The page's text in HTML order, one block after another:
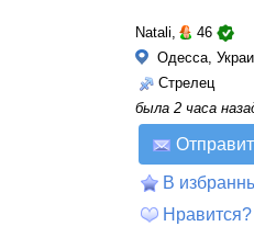
Natali,
46
Одесса,
Стрелец
была 2 часа
В
Нравится?